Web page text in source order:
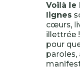
Voilà le
lignes
cœurs,
illettrée
pour
paroles,